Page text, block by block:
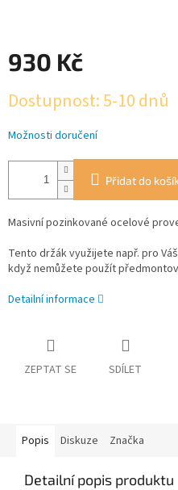
930 Kč
cena:
Dostupnost: 5-10 dnů
Možnosti doručení
Přidat do
Masivní pozinkované ocelové
Tento držák využijete např. pro
když nemůžete použít
Detailní informace
ZEPTAT SE SDÍLET
Popis Diskuze Značka
Detailní popis produktu